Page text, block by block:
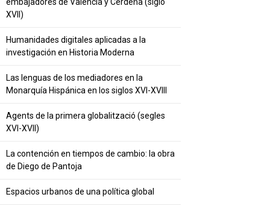
XVII)
Humanidades digitales aplicadas a la
investigación en Historia Moderna
Las lenguas de los mediadores en la
Monarquía Hispánica en los siglos XVI-XVIII
Agents de la primera globalització (segles
XVI-XVII)
La contención en tiempos de cambio: la obra
de Diego de Pantoja
Espacios urbanos de una política global